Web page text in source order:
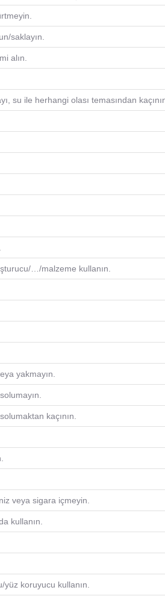
saklayın.
alın.
su ile herhangi olası temasından
…/malzeme kullanın.
yakmayın.
kaçının.
veya sigara içmeyin.
kullanın.
koruyucu kullanın.